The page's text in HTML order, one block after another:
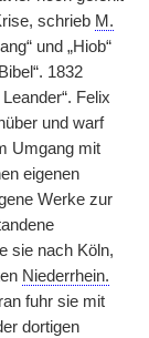
schrieb M.
und „Hiob“
1832
Felix
und warf
Umgang mit
eigenen
Werke zur
sie nach Köln,
Niederrhein.
fuhr sie mit
dortigen